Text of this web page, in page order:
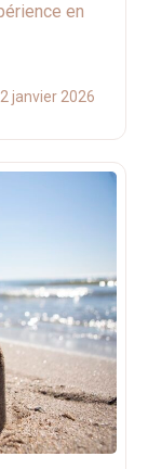
en
janvier 2026